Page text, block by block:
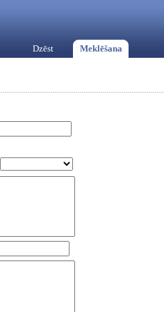
Dzēst Meklēšana